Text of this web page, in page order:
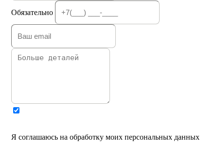
Обязательно
Я соглашаюсь на обработку моих персональных данных